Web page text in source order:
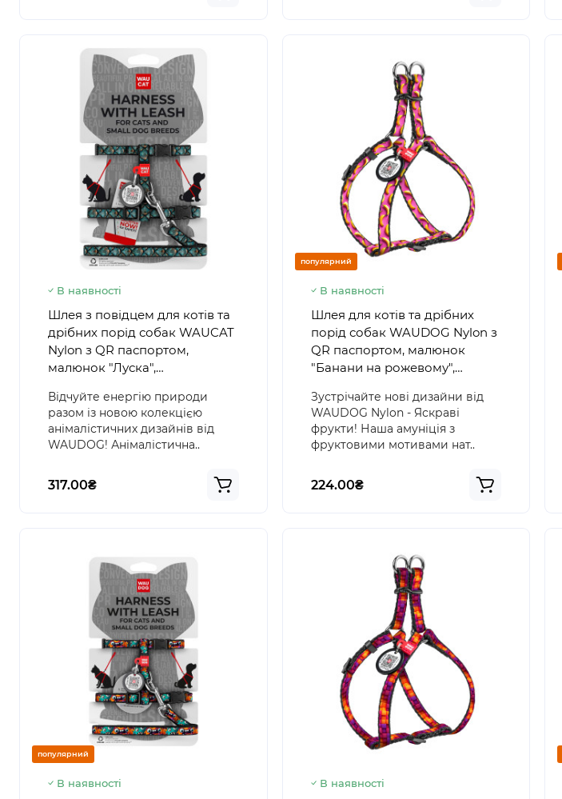
В наявності
Шлея з повідцем для котів та
дрібних порід собак WAUCAT
Nylon з QR паспортом,
малюнок "Луска",
Відчуйте енергію природи
разом із новою колекцією
анімалістичних дизайнів від
WAUDOG! Анімалістична..
317.00₴
популярний
В наявності
Шлея для котів та дрібних
порід собак WAUDOG Nylon з
QR паспортом, малюнок
"Банани на рожевому",
Зустрічайте нові дизайни від
WAUDOG Nylon - Яскраві
фрукти! Наша амуніція з
фруктовими мотивами нат..
224.00₴
популярний
В наявності В наявності